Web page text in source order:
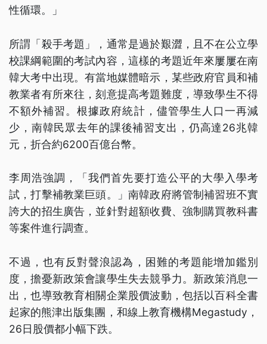
性循環。」
所謂「殺手考題」，通常是過於艱澀，且不在公立學
校課綱範圍的考試內容，這樣的考題近年來屢屢在南
韓大考中出現。有當地媒體暗示，某些政府官員和補
教業者有所來往，刻意提高考題難度，導致學生不得
不額外補習。根據政府統計，儘管學生人口一再減
少，南韓民眾去年的課後補習支出，仍高達26兆韓
元，折合約6200百億台幣。
李周浩強調，「我們首先要打造公平的大學入學考
試，打擊補教業巨頭。」南韓政府將管制補習班不實
誇大的招生廣告，並針對超額收費、強制購買教科書
等案件進行調查。
不過，也有反對聲浪認為，困難的考題能增加鑑別
度，擔憂新政策會讓學生失去競爭力。新政策消息一
出，也導致教育相關企業股價波動，包括以百科全書
起家的熊津出版集團，和線上教育機構Megastudy，
26日股價都小幅下跌。